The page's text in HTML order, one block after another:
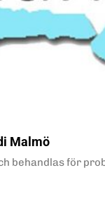
Malmö
behandlas för